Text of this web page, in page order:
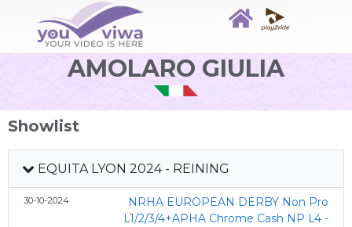
AMOLARO GIULIA
Showlist
EQUITA LYON 2024 - REINING
30-10-2024
NRHA EUROPEAN DERBY Non Pro
L1/2/3/4+APHA Chrome Cash NP L4 -